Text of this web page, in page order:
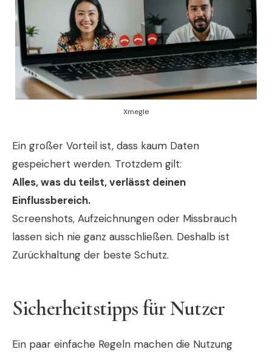
Xmegle
Ein großer Vorteil ist, dass kaum Daten
gespeichert werden. Trotzdem gilt:
Alles, was du teilst, verlässt deinen
Einflussbereich.
Screenshots, Aufzeichnungen oder Missbrauch
lassen sich nie ganz ausschließen. Deshalb ist
Zurückhaltung der beste Schutz.
Sicherheitstipps für Nutzer
Ein paar einfache Regeln machen die Nutzung